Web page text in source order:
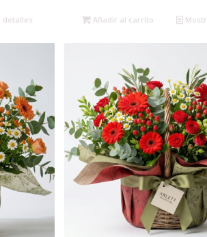
Añadir al carrito